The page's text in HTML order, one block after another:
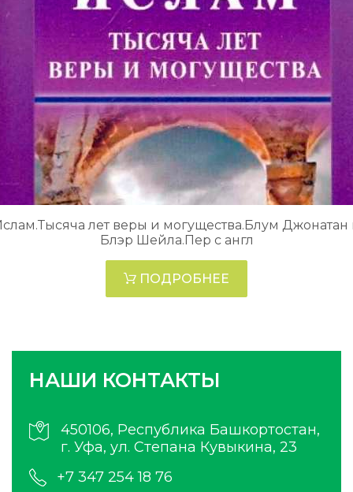
лет веры и могущества.Блум Джонатан
Блэр Шейла.Пер с англ
ПОДРОБНЕЕ
НАШИ КОНТАКТЫ
450106, Республика Башкортостан,
г. Уфа, ул. Степана Кувыкина, 23
+7 347 254 18 76